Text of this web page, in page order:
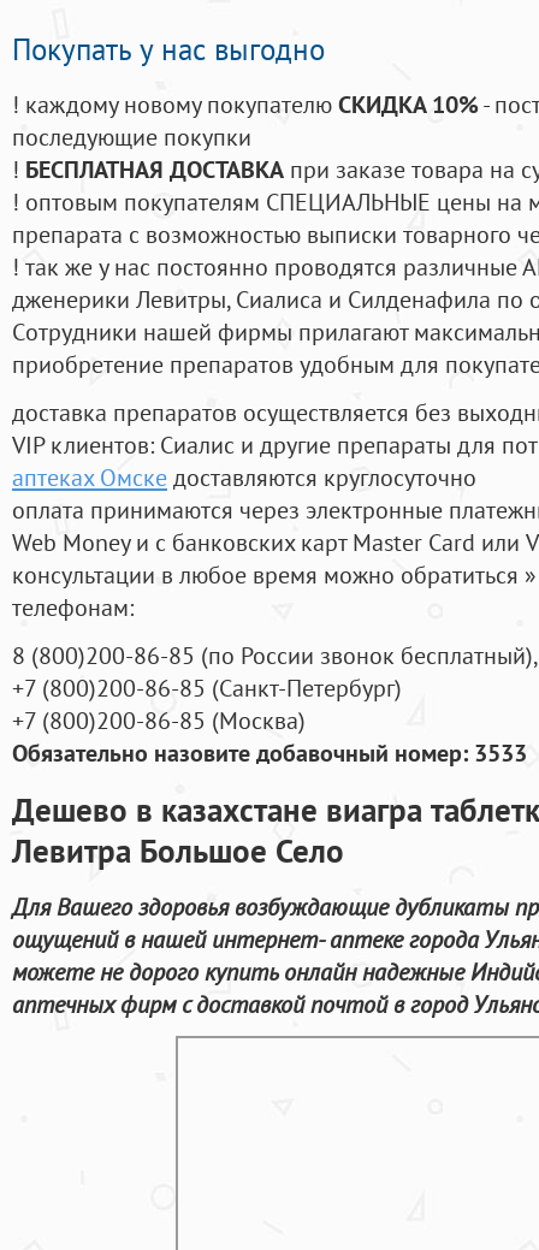
Покупать у нас выгодно
! каждому новому покупателюСКИДКА 10%-
последующие покупки
! БЕСПЛАТНАЯ ДОСТАВКА при заказе товара на
! оптовым покупателям СПЕЦИАЛЬНЫЕ цены на
препарата с возможностью выписки товарного
! так же у нас постоянно проводятся
дженерики Левитры, Сиалиса и Силденафила по
Cотрудники нашей фирмы прилагают
приобретение препаратов удобным для
доставка препаратов осуществляется без
VIP клиентов: Сиалис и другие препараты для
аптеках Омскедоставляются круглосуточно
оплата принимаются через электронные
Web Money и с банковских карт Master Card или
консультации в любое время можно обратиться
телефонам:
8 (800)200-86-85 (по России звонок бесплатный),
+7 (800)200-86-85 (Санкт-Петербург)
+7 (800)200-86-85 (Москва)
Обязательно назовите добавочный номер: 3533
Дешево в казахстане виагра
Левитра Большое Село
Для Вашего здоровья возбуждающие дубликаты
ощущений в нашей интернет- аптеке города
можете не дорого купить онлайн надежные
аптечных фирм с доставкой почтой в город